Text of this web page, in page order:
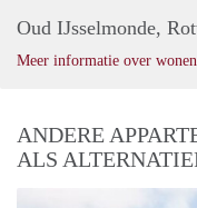
Oud IJsselmonde,
Meer informatie over
ANDERE
ALS